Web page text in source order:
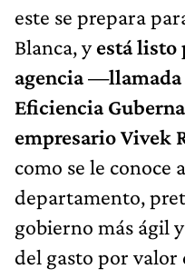
este se prepara
Blanca, yestá listo
agencia —llamada
Eficiencia
empresario Vivek
como se le conoce
departamento,
gobierno más ágil
del gasto por valor